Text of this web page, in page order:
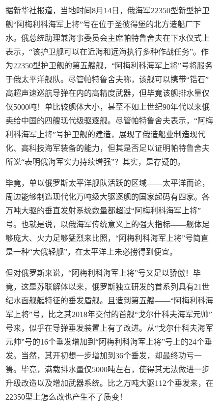
据新华社报道，当地时间8月14日，俄海军22350型新型护卫
舰“阿梅利科海军上将”号在位于圣彼得堡的北方造船厂下
水。俄总统助理兼海事委员会主席帕特鲁舍夫在下水仪式上
表示，“该护卫舰可以在近海和远海执行多种作战任务”。作
为22350型护卫舰的第五艘舰，“阿梅利科海军上将”号将服务
于俄太平洋舰队。尽管帕特鲁舍夫称，该舰可以携带“锆石”
高超声速巡航导弹在内的高精度武器，但毕竟该舰排水量仅
仅5000吨！单比较舰体大小，甚至不如上世纪90年代以来俄
卖给中国的四艘现代级驱逐舰。尽管帕特鲁舍夫表示，“阿梅
利科海军上将”号护卫舰的建造，展现了俄造船业制造现代
化、高科技海军装备的能力，但其是否足以证明帕特鲁舍夫
所说“表明俄海军实力持续增强”？其实，是存疑的。
毕竟，单以俄罗斯太平洋舰队活跃的区域——太平洋而论，
周边能够制造现代化万吨级大驱逐舰的国家起码有四家。各
万吨大驱的垂直发射系统数量都超过“阿梅利科海军上将”
号。也就是说，以俄海军传统意义上的强大指标——舰体足
够庞大、火力足够猛烈来比照，“阿梅利科海军上将”号简直
是一种“大俄轻舰”，在太平洋上未必捞得到便宜。
但对俄罗斯来说，“阿梅利科海军上将”号又足以骄傲！毕
竟，这是苏联解体以来，俄罗斯独立研发的首系列具有21世
纪水面舰艇特征的垂发盾舰。且造到第五艘——“阿梅利科海
军上将”号，比之其2018年交付的首舰“戈尔什科夫海军元帅”
号来，似乎在导弹垂发装置上有了改进。从“戈尔什科夫海军
元帅”号的16个垂发增加到“阿梅利科海军上将”号上的24个垂
发。当然，其开初想一步增加到36个垂发，却最终功亏一
篑。毕竟，满载排水量仅5000吨左右，使得其无法做进一步
升级改造以及增加武器系统。比之万吨大驱112个垂发来，在
22350型上怎么改也产生不了质变！